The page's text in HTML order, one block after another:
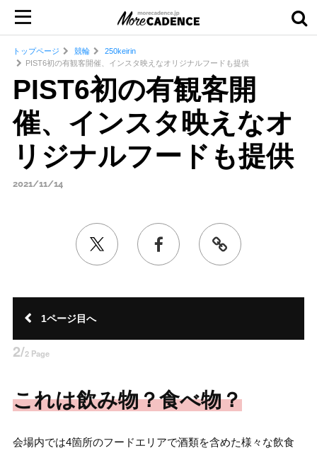
トップページ 競輪
250keirin
PIST6初の有観客開催、インスタ映えなオリジナルフードも提供
PIST6初の有観客開
催、インスタ映えなオ
リジナルフードも提供
2021/11/14
1ページ目へ
2/2 Page
これは飲み物？食べ物？
会場内では4箇所のフードエリアで酒類を含めた様々な飲食